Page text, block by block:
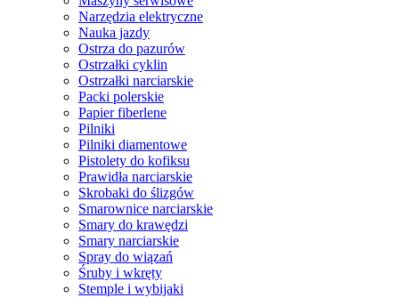
Narzędzia elektryczne
Nauka jazdy
Ostrza do pazurów
Ostrzałki cyklin
Ostrzałki narciarskie
Packi polerskie
Papier fiberlene
Pilniki
Pilniki diamentowe
Pistolety do kofiksu
Prawidła narciarskie
Skrobaki do ślizgów
Smarownice narciarskie
Smary do krawędzi
Smary narciarskie
Spray do wiązań
Śruby i wkręty
Stemple i wybijaki